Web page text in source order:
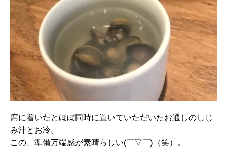
席に着いたとほぼ同時に置いていただいたお通しのしじ
み汁とお冷。
この、準備万端感が素晴らしい(￣▽￣)（笑）。